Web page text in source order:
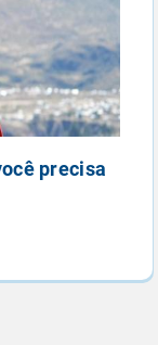
precisa